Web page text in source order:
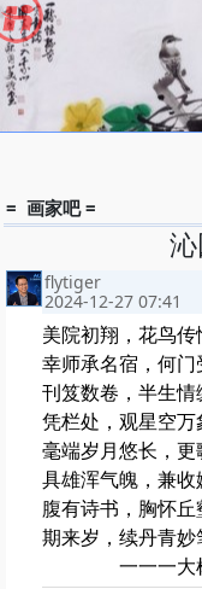
= 画家吧 =
flytiger
2024-12-27 07:41
美院初翔，花鸟传
幸师承名宿，何门
刊笈数卷，半生情
凭栏处，观星空万
毫端岁月悠长，更
具雄浑气魄，兼收
腹有诗书，胸怀丘
期来岁，续丹青妙
一一一大